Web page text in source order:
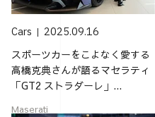
Cars 2025.09.16
スポーツカーをこよなく愛する
高橋克典さんが語るマセラティ
「GT2 ストラダーレ」...
Maserati